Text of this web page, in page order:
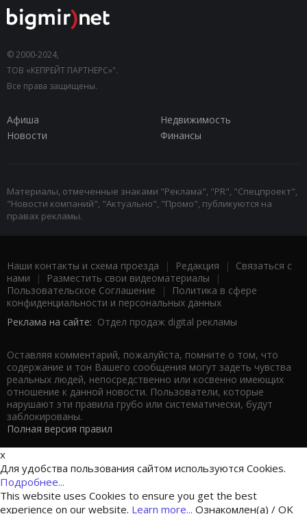
© 2000-2024,
ТОВ «КЕПРЕЙТ ПАРТНЕРС»".
Все права защищены.
Афиша
Недвижимость
Новости
Финансы
Материалы, отмеченные знаками "Реклама", "PR", "Спецпроект",
"Новости компаний", "Актуально", "Промо", публикуются на
правах рекламы.
Наши контакты и схема проезда | Редакция | Связаться с
нами | Разместить свои видеоматериалы |
Пользовательское Соглашение |
Политика в сфере
конфиденциальности и персональных данных
Реклама на сайте: Отдел продаж digital рекламы
Оставляя комментарий, пожалуйста, помните о том, что
содержание и тон Вашего сообщения могут задеть чувства
реальных людей, непосредственно или косвенно имеющих
отношение к данной новости. Пользователи, которые
нарушают эти правила грубо или систематически, будут
заблокированы.
Полная версия правил
x
Для удобства пользования сайтом используются Cookies.
Подробнее...
This website uses Cookies to ensure you get the best
experience on our website. Learn more... Ознакомлен(а) / OK